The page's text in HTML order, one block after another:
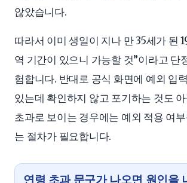
않았습니다.
따라서 이미 생일이 지나 만 35세가 된
역 기간이 있으니 가능할 것”이라고 단
험합니다. 반대로 공식 화면에 예외 입
있는데 확인하지 않고 포기하는 것도
초과로 보이는 경우에는 예외 적용 여
는 절차가 필요합니다.
연령 초과 문구가 나오면 원인을